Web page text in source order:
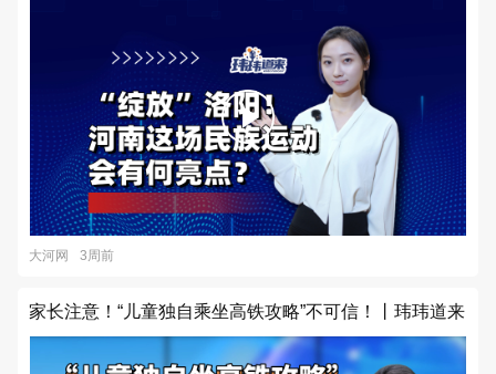
大河网 3周前
家长注意！“儿童独自乘坐高铁攻略”不可信！丨玮玮道来